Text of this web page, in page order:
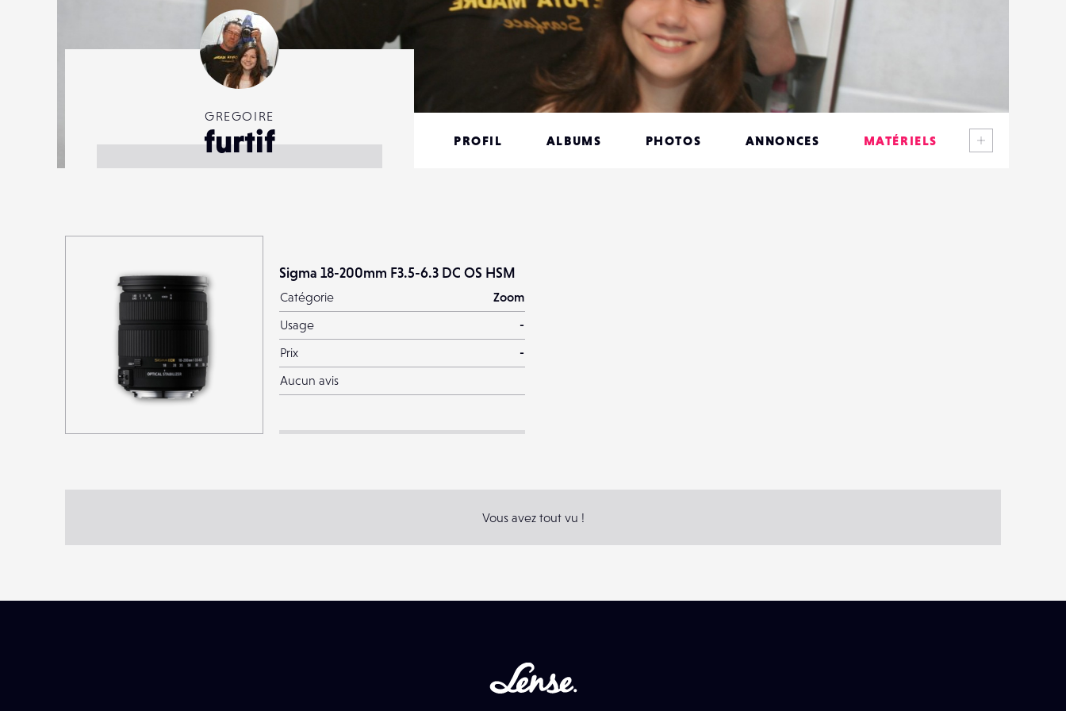
GREGOIRE
furtif PROFIL ALBUMS PHOTOS ANNONCES MATÉRIELS
Sigma 18-200mm F3.5-6.3 DC OS HSM
Catégorie
Zoom
Usage
-
Prix
-
Aucun avis
Vous avez tout vu !